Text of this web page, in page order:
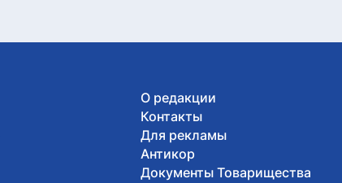
О редакции
Контакты
Для рекламы
Антикор
Документы Товарищества